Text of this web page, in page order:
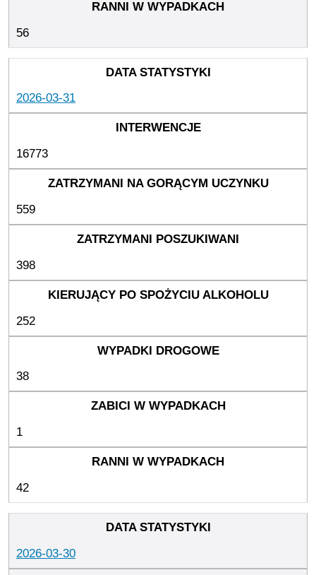
56
2026-03-31
16773
559
398
252
38
1
42
2026-03-30